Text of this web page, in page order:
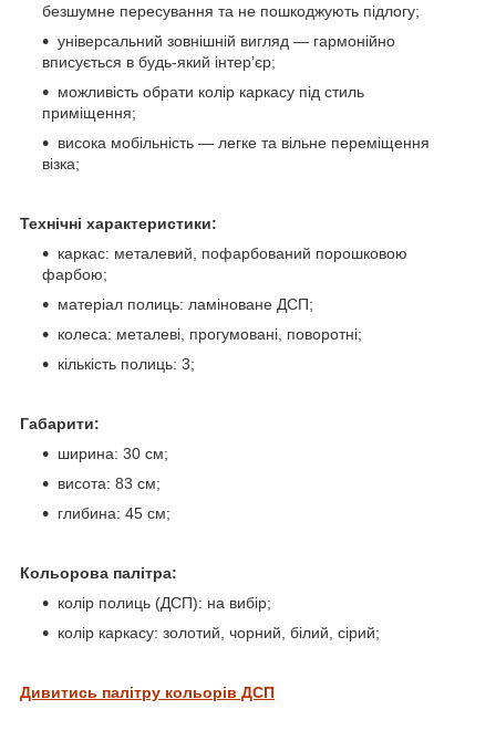
безшумне пересування та не пошкоджують підлогу;
універсальний зовнішній вигляд — гармонійно
вписується в будь-який інтер’єр;
можливість обрати колір каркасу під стиль
приміщення;
висока мобільність — легке та вільне переміщення
візка;
Технічні характеристики:
каркас: металевий, пофарбований порошковою
фарбою;
матеріал полиць: ламіноване ДСП;
колеса: металеві, прогумовані, поворотні;
кількість полиць: 3;
Габарити:
ширина: 30 см;
висота: 83 см;
глибина: 45 см;
Кольорова палітра:
колір полиць (ДСП): на вибір;
колір каркасу: золотий, чорний, білий, сірий;
Дивитись палітру кольорів ДСП